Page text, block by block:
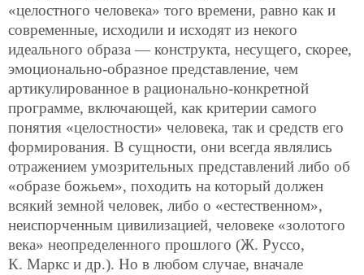
«целостного человека» того времени, равно как и
современные, исходили и исходят из некого
идеального образа — конструкта, несущего, скорее,
эмоционально-образное представление, чем
артикулированное в рационально-конкретной
программе, включающей, как критерии самого
понятия «целостности» человека, так и средств его
формирования. В сущности, они всегда являлись
отражением умозрительных представлений либо об
«образе божьем», походить на который должен
всякий земной человек, либо о «естественном»,
неиспорченным цивилизацией, человеке «золотого
века» неопределенного прошлого (Ж. Руссо,
К. Маркс и др.). Но в любом случае, вначале